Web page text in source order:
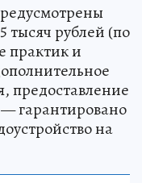
тысяч рублей (по
практик и
предоставление
гарантировано
на